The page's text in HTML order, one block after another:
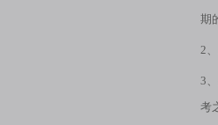
期
2
3
考